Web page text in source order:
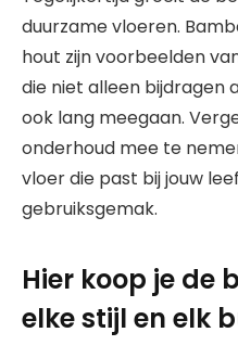
duurzame vloeren.
hout zijn voorbeelden
die niet alleen bijdragen
ook lang meegaan.
onderhoud mee te
vloer die past bij jouw
gebruiksgemak.
Hier koop je de
elke stijl en elk